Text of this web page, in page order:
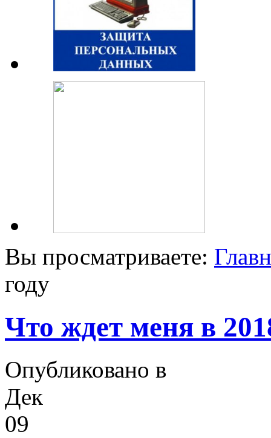
Вы просматриваете:
году
Что ждет меня в
Опубликовано в
Дек
09